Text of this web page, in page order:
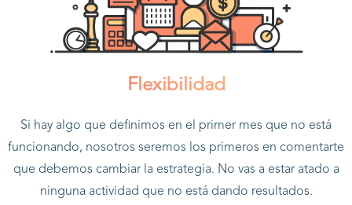
Flexibilidad
Si hay algo que definimos en el primer mes que no está
funcionando, nosotros seremos los primeros en comentarte
que debemos cambiar la estrategia. No vas a estar atado a
ninguna actividad que no está dando resultados.